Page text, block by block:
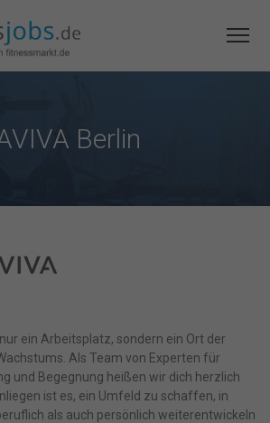
Berlin
ein Arbeitsplatz, sondern ein Ort der
Als Team von Experten für
und Begegnung heißen wir dich herzlich
ist es, ein Umfeld zu schaffen, in
als auch persönlich weiterentwickeln